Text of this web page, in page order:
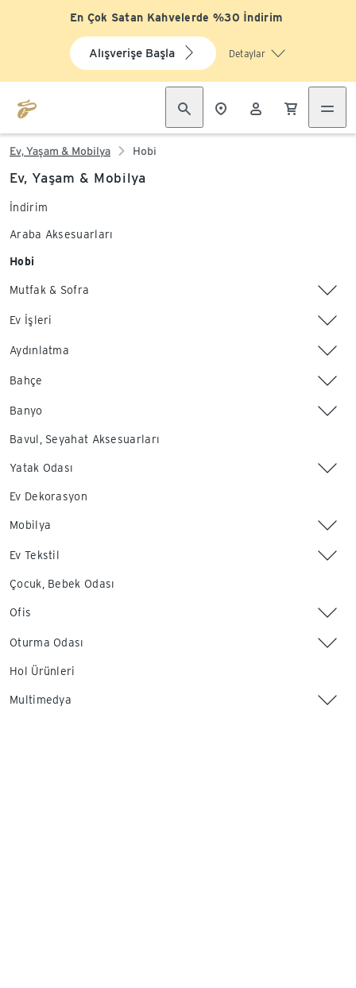
En Çok Satan Kahvelerde %30 İndirim
Alışverişe Başla Detaylar
Ev, Yaşam & Mobilya Hobi
Ev, Yaşam & Mobilya
İndirim
Araba Aksesuarları
Hobi
Mutfak & Sofra
Ev İşleri
Aydınlatma
Bahçe
Banyo
Bavul, Seyahat Aksesuarları
Yatak Odası
Ev Dekorasyon
Mobilya
Ev Tekstil
Çocuk, Bebek Odası
Ofis
Oturma Odası
Hol Ürünleri
Multimedya